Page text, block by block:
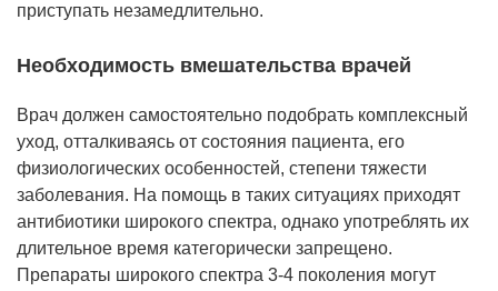
приступать незамедлительно.
Необходимость вмешательства врачей
Врач должен самостоятельно подобрать комплексный
уход, отталкиваясь от состояния пациента, его
физиологических особенностей, степени тяжести
заболевания. На помощь в таких ситуациях приходят
антибиотики широкого спектра, однако употреблять их
длительное время категорически запрещено.
Препараты широкого спектра 3-4 поколения могут